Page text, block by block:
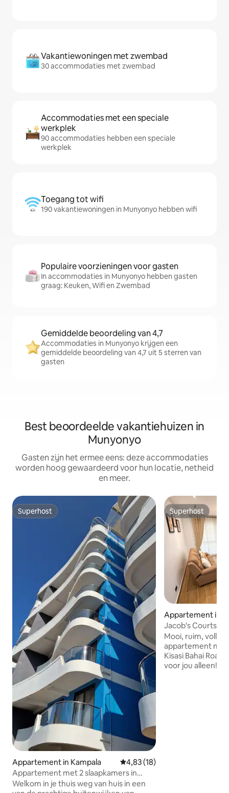
Vakantiewoningen met zwembad
30 accommodaties met zwembad
Accommodaties met een speciale
werkplek
90 accommodaties hebben een speciale
werkplek
Toegang tot wifi
190 vakantiewoningen in Munyonyo hebben wifi
Populaire voorzieningen voor gasten
In accommodaties in Munyonyo hebben gasten
graag: Keuken, Wifi en Zwembad
Gemiddelde beoordeling van 4,7
Accommodaties in Munyonyo krijgen een
gemiddelde beoordeling van 4,7 uit 5 sterren van
gasten
Best beoordeelde vakantiehuizen in
Munyonyo
Gasten zijn het ermee eens: deze accommodaties
worden hoog gewaardeerd voor hun locatie, netheid
en meer.
Superhost
Superhost
Appartement in Kampala Gemiddelde beoordeling van
4,83 (18)
Appartement met 2 slaapkamers in
Kampala, Munyonyo.
Welkom in je thuis weg van huis in een
Superhost
Superhost
Appartement in
Jacob's Courts
SK, ruim en
Mooi, ruim,
appartement met
Kisasi Bahai
voor jou